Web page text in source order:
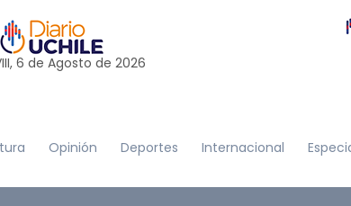
6 de Agosto de 2026
Opinión Deportes Internacional